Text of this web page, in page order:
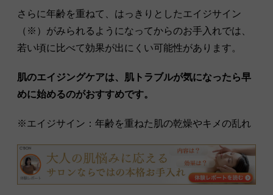
さらに年齢を重ねて、はっきりとしたエイジサイン
（※）がみられるようになってからのお手入れでは、
若い頃に比べて効果が出にくい可能性があります。
肌のエイジングケアは、肌トラブルが気になったら早
めに始めるのがおすすめです。
※エイジサイン：年齢を重ねた肌の乾燥やキメの乱れ